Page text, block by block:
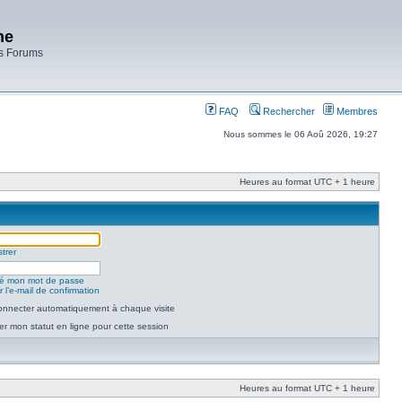
Forums
FAQ Rechercher Membres
Nous sommes le 06 Aoû 2026, 19:27
Heures au format UTC + 1 heure
mon mot de passe
l’e-mail de confirmation
automatiquement à chaque visite
mon statut en ligne pour cette session
Heures au format UTC + 1 heure